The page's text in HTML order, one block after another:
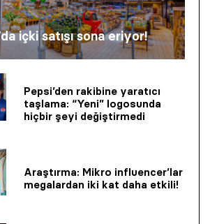
içki satışı sona eriyor!
Pepsi’den rakibine yaratıcı
taşlama: “Yeni” logosunda
hiçbir şeyi değiştirmedi
Araştırma: Mikro influencer’lar
megalardan iki kat daha etkili!